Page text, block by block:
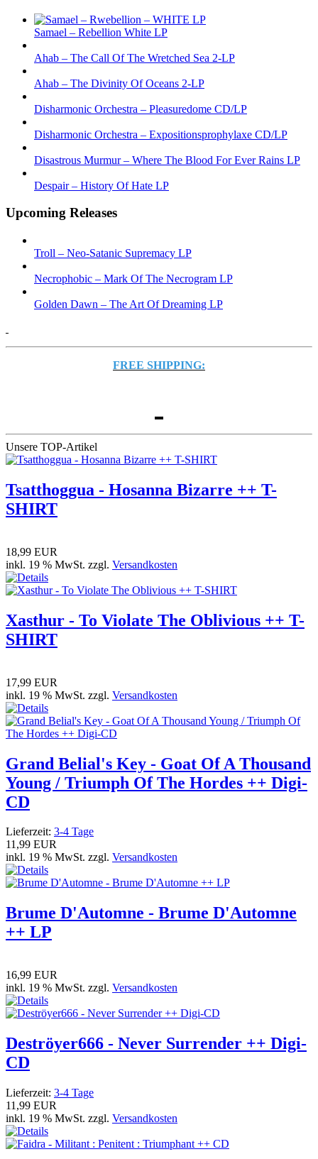
Samael – Rebellion White LP
Ahab – The Call Of The Wretched Sea 2-LP
Ahab – The Divinity Of Oceans 2-LP
Disharmonic Orchestra – Pleasuredome CD/LP
Disharmonic Orchestra – Expositionsprophylaxe CD/LP
Disastrous Murmur – Where The Blood For Ever Rains LP
Despair – History Of Hate LP
Upcoming Releases
Troll – Neo-Satanic Supremacy LP
Necrophobic – Mark Of The Necrogram LP
Golden Dawn – The Art Of Dreaming LP
FREE SHIPPING:
Unsere TOP-Artikel
Tsatthoggua - Hosanna Bizarre ++ T-
SHIRT
18,99 EUR
inkl. 19 % MwSt. zzgl. Versandkosten
Xasthur - To Violate The Oblivious ++ T-
SHIRT
17,99 EUR
inkl. 19 % MwSt. zzgl. Versandkosten
Grand Belial's Key - Goat Of A Thousand
Young / Triumph Of The Hordes ++ Digi-
CD
Lieferzeit: 3-4 Tage
11,99 EUR
inkl. 19 % MwSt. zzgl. Versandkosten
Brume D'Automne - Brume D'Automne
++ LP
16,99 EUR
inkl. 19 % MwSt. zzgl. Versandkosten
Deströyer666 - Never Surrender ++ Digi-
CD
Lieferzeit: 3-4 Tage
11,99 EUR
inkl. 19 % MwSt. zzgl. Versandkosten